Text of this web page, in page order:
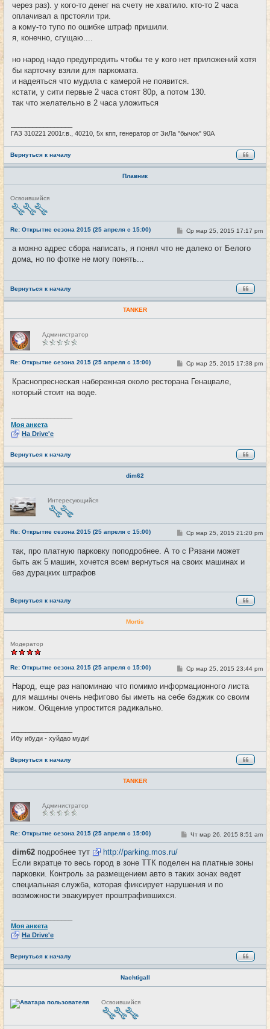
через раз). у кого-то денег на счету не хватило. кто-то 2 часа
оплачивал а прстояли три.
а кому-то тупо по ошибке штраф пришили.
я, конечно, сгущаю....
но народ надо предупредить чтобы те у кого нет приложений хотя
бы карточку взяли для паркомата.
и надеяться что мудила с камерой не появится.
кстати, у сити первые 2 часа стоят 80р, а потом 130.
так что желательно в 2 часа уложиться
ГАЗ 310221 2001г.в., 40210, 5х кпп, генератор от ЗиЛа "бычок" 90А
Вернуться к началу
Плавник
Н
е
в
т
и
Освоившийся
Re: Открытие сезона 2015 (25 апреля с 15:00) #13
С
о
б
и
Ср мар 25, 2015 17:17 pm
а можно адрес сбора написать, я понял что не далеко от Белого
дома, но по фотке не могу понять...
Вернуться к началу
TANKER
Н
е
в
с
е
Администратор
Re: Открытие сезона 2015 (25 апреля с 15:00) #14
С
о
б
Ср мар 25, 2015 17:38 pm
Краснопреснеская набережная около ресторана Генацвале,
который стоит на воде.
Моя анкета
На Drive'e
Вернуться к началу
dim62
е
в
с
е
т
и
Интересующийся
Re: Открытие сезона 2015 (25 апреля с 15:00) #15
С
о
б
щ
е
Ср мар 25, 2015 21:20 pm
так, про платную парковку поподробнее. А то с Рязани может
быть аж 5 машин, хочется всем вернуться на своих машинах и
без дурацких штрафов
Вернуться к началу
Mortis
Н
е
в
с
е
т
и
Модератор
Re: Открытие сезона 2015 (25 апреля с 15:00) #16
С
о
б
щ
Ср мар 25, 2015 23:44 pm
Народ, еще раз напоминаю что помимо информационного листа
для машины очень нефигово бы иметь на себе бэджик со своим
ником. Общение упростится радикально.
Ибу ибуди - хуйдао муди!
Вернуться к началу
TANKER
Н
е
в
с
е
т
и
Администратор
Re: Открытие сезона 2015 (25 апреля с 15:00) #17
С
о
щ
н
и
Чт мар 26, 2015 8:51 am
dim62 подробнее тут
http://parking.mos.ru/
Если вкратце то весь город в зоне ТТК поделен на платные зоны
парковки. Контроль за размещением авто в таких зонах ведет
специальная служба, которая фиксирует нарушения и по
возможности эвакуирует проштрафившихся.
Моя анкета
На Drive'e
Вернуться к началу
Nachtigall
Н
е
е
Освоившийся